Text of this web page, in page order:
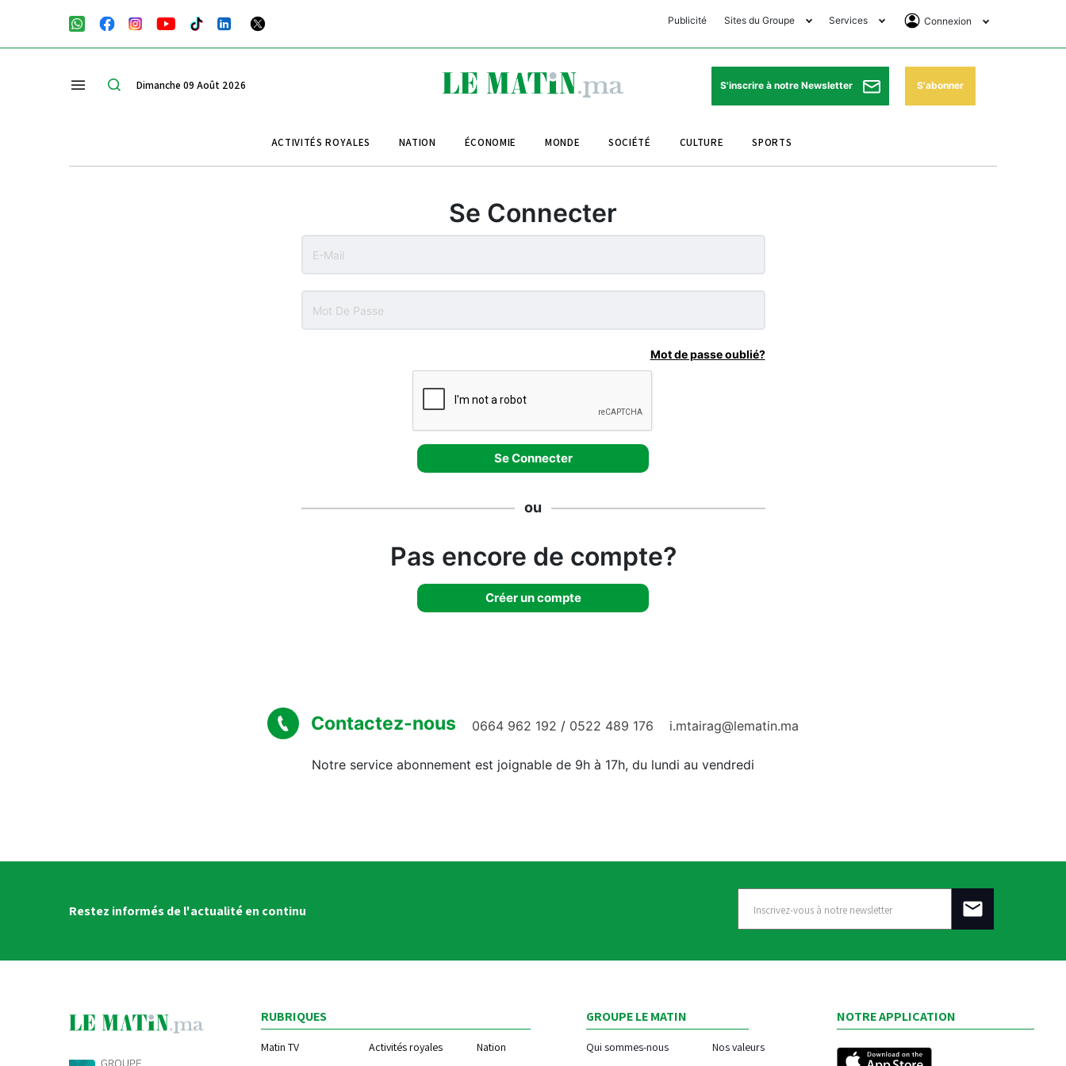
Publicité Sites du Groupe
Club Avantages
Le Matin Sports
Le Matin Store
Services
Horaires de prières
Pharmacies de garde
Programme TV
Connexion
Se Connecter
Abonnement
Dimanche 09 Août 2026 S'inscrire à notre Newsletter S'abonner
ACTIVITÉS ROYALES NATION ÉCONOMIE MONDE SOCIÉTÉ CULTURE SPORTS
Se Connecter
Mot de passe oublié?
ou
Pas encore de compte?
Créer un compte
Contactez-nous 0664 962 192 / 0522 489 176 i.mtairag@lematin.ma
Notre service abonnement est joignable de 9h à 17h, du lundi au vendredi
Restez informés de l'actualité en continu
RUBRIQUES
Matin TV Activités royales
Nation
GROUPE LE MATIN
Qui sommes-nous Nos valeurs
NOTRE APPLICATION